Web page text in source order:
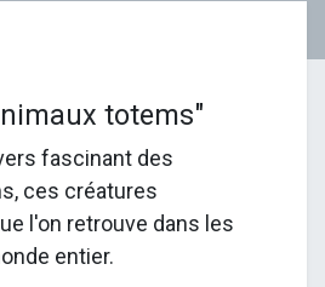
totems"
fascinant des
ces créatures
l'on retrouve dans les
entier.